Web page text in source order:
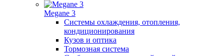
Megane 3
Системы охлаждения, отопления,
кондиционирования
Кузов и оптика
Тормозная система